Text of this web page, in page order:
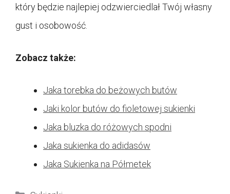
który będzie najlepiej odzwierciedlał Twój własny
gust i osobowość.
Zobacz także:
Jaka torebka do beżowych butów
Jaki kolor butów do fioletowej sukienki
Jaka bluzka do różowych spodni
Jaka sukienka do adidasów
Jaka Sukienka na Półmetek